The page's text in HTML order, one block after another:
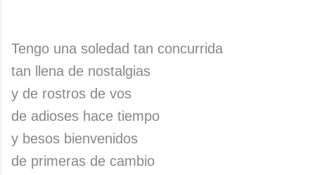
Tengo una soledad tan concurrida
tan llena de nostalgias
y de rostros de vos
de adioses hace tiempo
y besos bienvenidos
de primeras de cambio